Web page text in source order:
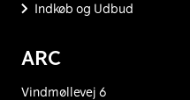
Indkøb og Udbud
ARC
Vindmøllevej 6